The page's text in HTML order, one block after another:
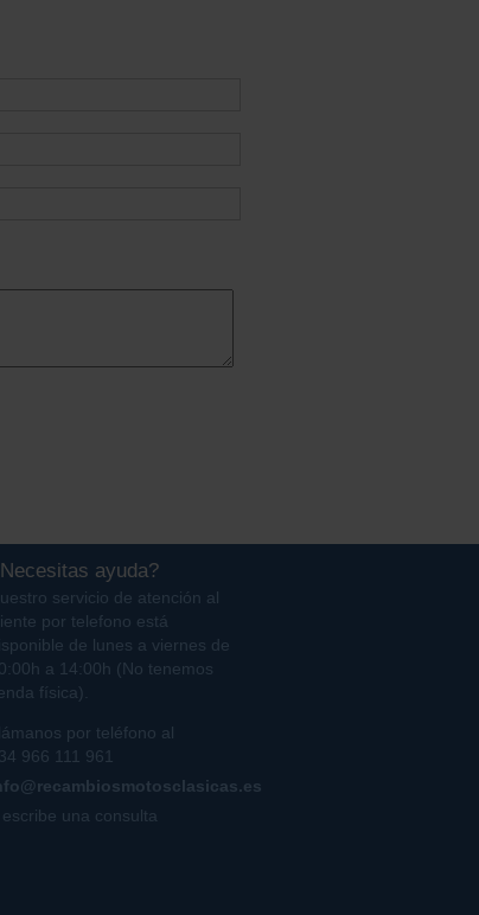
ayuda?
servicio de atención al
por telefono está
de lunes a viernes de
a 14:00h (No tenemos
física).
por teléfono al
966 111 961
escribe una consulta